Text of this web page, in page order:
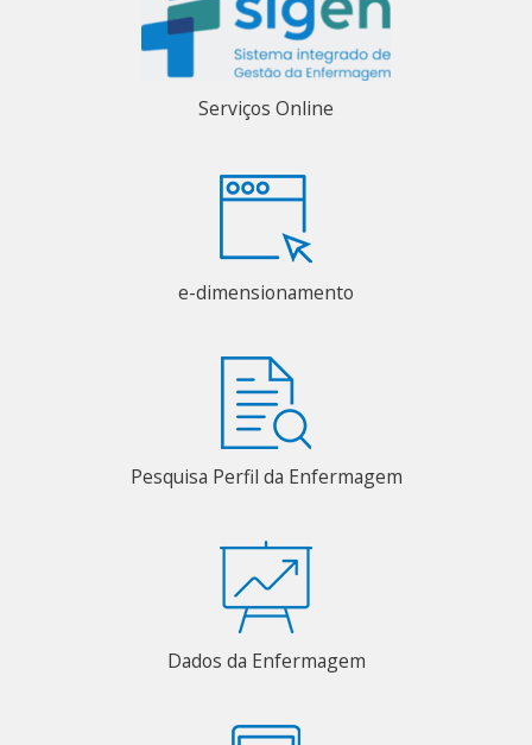
Serviços Online
e-dimensionamento
Pesquisa Perfil da Enfermagem
Dados da Enfermagem